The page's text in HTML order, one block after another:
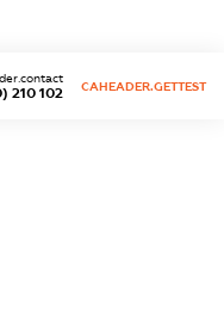
210 102 CAHEADER.GETTEST